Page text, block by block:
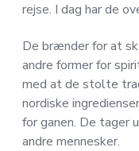
rejse. I dag har de
De brænder for at
andre former for
med at de stolte
nordiske
for ganen. De tager
andre mennesker.